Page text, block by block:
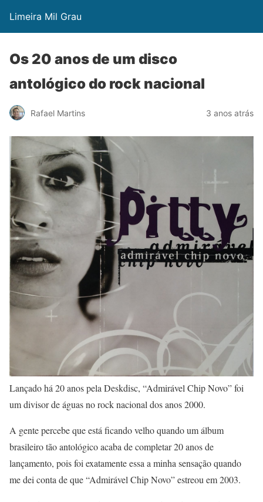
Limeira Mil Grau
Os 20 anos de um disco
antológico do rock nacional
Rafael Martins 3 anos atrás
Lançado há 20 anos pela Deskdisc, “Admirável Chip Novo” foi
um divisor de águas no rock nacional dos anos 2000.
A gente percebe que está ficando velho quando um álbum
brasileiro tão antológico acaba de completar 20 anos de
lançamento, pois foi exatamente essa a minha sensação quando
me dei conta de que “Admirável Chip Novo” estreou em 2003.